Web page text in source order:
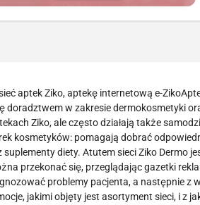
aptek Ziko, aptekę internetową e-
doradztwem w zakresie dermokosmetyki
Ziko, ale często działają także
kosmetyków: pomagają dobrać
diety. Atutem sieci Ziko Dermo
przekonać się, przeglądając gazetki
problemy pacjenta, a następnie
jakimi objęty jest asortyment sieci, i z